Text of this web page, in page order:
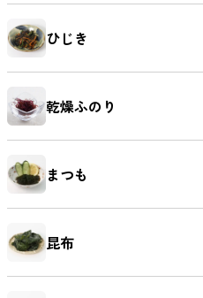
麺類
ひじき
乾燥ふのり
まつも
昆布